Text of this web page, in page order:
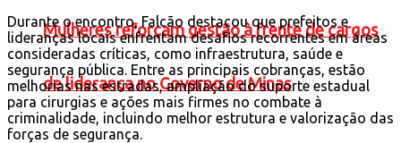
Mulheres reforçam gestão à frente de cargos
de liderança no Governo de Minas
Durante o encontro, Falcão destacou que prefeitos e
lideranças locais enfrentam desafios recorrentes em áreas
consideradas críticas, como infraestrutura, saúde e
segurança pública. Entre as principais cobranças, estão
melhorias nas estradas, ampliação do suporte estadual
para cirurgias e ações mais firmes no combate à
criminalidade, incluindo melhor estrutura e valorização das
forças de segurança.